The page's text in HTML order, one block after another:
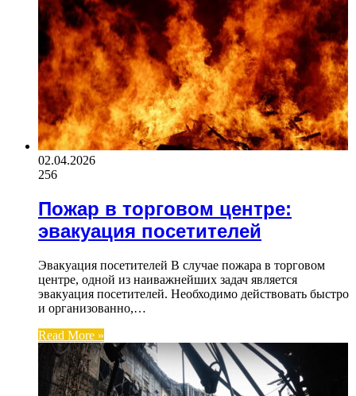
02.04.2026
256
Пожар в торговом центре:
эвакуация посетителей
Эвакуация посетителей В случае пожара в торговом
центре, одной из наиважнейших задач является
эвакуация посетителей. Необходимо действовать быстро
и организованно,…
Read More »